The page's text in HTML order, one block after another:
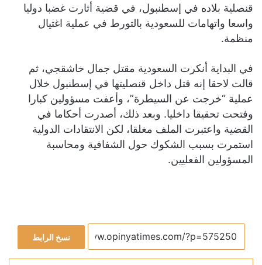
قنصلية بلاده في إسطنبول، في قضية أثارت غضبا دوليا
واسعا واتهامات للسعودية بالتورط في عملية اغتيال
منظمة.
في البداية أنكرت السعودية مقتل جمال خاشقجي، ثم
قالت لاحقا إنه قتل داخل قنصليتها في إسطنبول خلال
عملية “خرجت عن السيطرة”، وأعفت مسؤولين كبارا
وفتحت تحقيقا داخليا. وبعد ذلك، أصدرت أحكاما في
القضية واعتبرت الملف مغلقا، لكن الانتقادات الدولية
استمرت بسبب الشكوك حول الشفافية ومحاسبة
المسؤولين الفعليين.
نسخ الرابط